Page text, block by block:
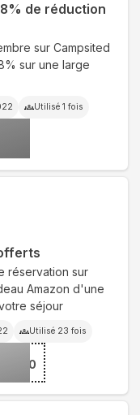
de réduction
sur Campsited
sur une large
Utilisé 1 fois
réservation sur
Amazon d'une
séjour
Utilisé 23 fois